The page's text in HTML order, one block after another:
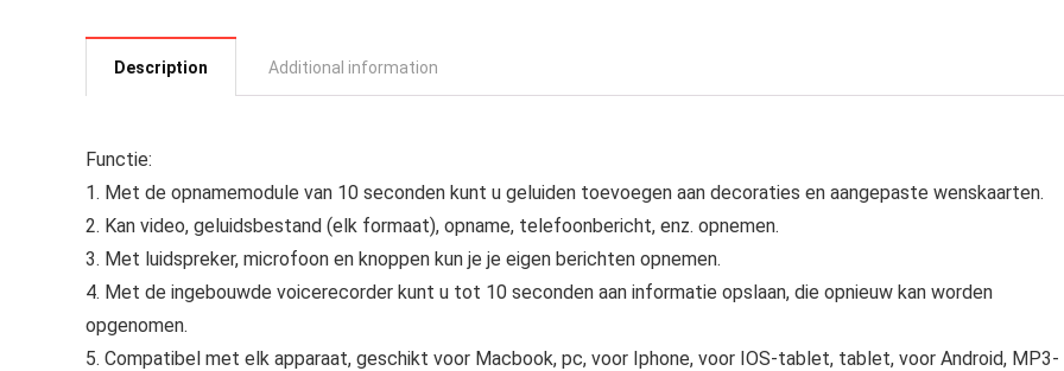
Description Additional information
Functie:
1. Met de opnamemodule van 10 seconden kunt u geluiden toevoegen aan decoraties en aangepaste wenskaarten.
2. Kan video, geluidsbestand (elk formaat), opname, telefoonbericht, enz. opnemen.
3. Met luidspreker, microfoon en knoppen kun je je eigen berichten opnemen.
4. Met de ingebouwde voicerecorder kunt u tot 10 seconden aan informatie opslaan, die opnieuw kan worden
opgenomen.
5. Compatibel met elk apparaat, geschikt voor Macbook, pc, voor Iphone, voor IOS-tablet, tablet, voor Android, MP3-